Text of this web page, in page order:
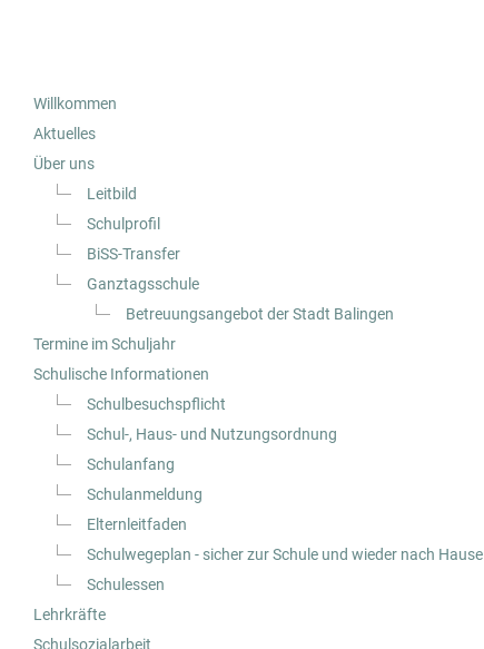
Willkommen
Aktuelles
Über uns
Leitbild
Schulprofil
BiSS-Transfer
Ganztagsschule
Betreuungsangebot der Stadt Balingen
Termine im Schuljahr
Schulische Informationen
Schulbesuchspflicht
Schul-, Haus- und Nutzungsordnung
Schulanfang
Schulanmeldung
Elternleitfaden
Schulwegeplan - sicher zur Schule und wieder nach Hause
Schulessen
Lehrkräfte
Schulsozialarbeit